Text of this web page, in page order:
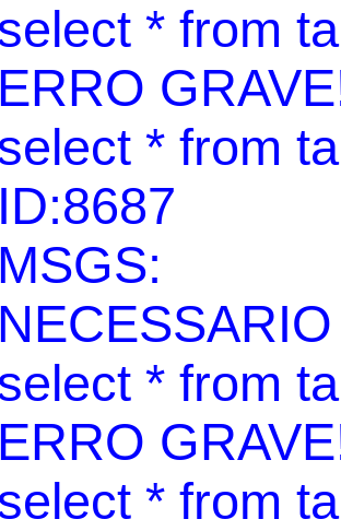
* from
* from
* from
* from